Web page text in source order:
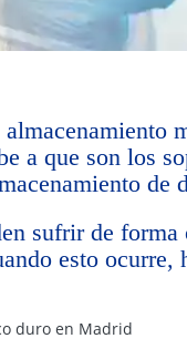
a que son los
de
sufrir de
esto
duro en Madrid